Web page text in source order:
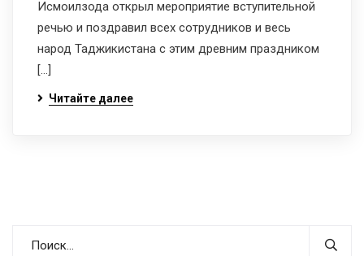
Исмоилзода открыл мероприятие вступительной
речью и поздравил всех сотрудников и весь
народ Таджикистана с этим древним праздником
[…]
Читайте далее